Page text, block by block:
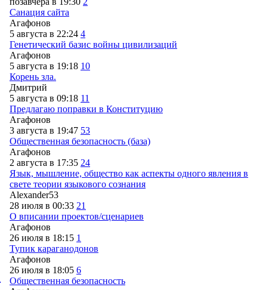
Санация сайта
Агафонов
5 августа в 22:24 4
Генетический базис войны цивилизаций
Агафонов
5 августа в 19:18 10
Корень зла.
Дмитрий
5 августа в 09:18 11
Предлагаю поправки в Конституцию
Агафонов
3 августа в 19:47 53
Общественная безопасность (база)
Агафонов
2 августа в 17:35 24
Язык, мышление, общество как аспекты одного явления в
свете теории языкового сознания
Alexander53
28 июля в 00:33 21
О вписании проектов/сценариев
Агафонов
26 июля в 18:15 1
Тупик караганодонов
Агафонов
26 июля в 18:05 6
Общественная безопасность